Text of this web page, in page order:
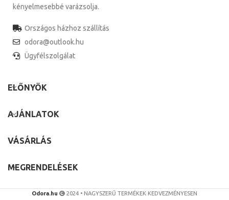
kényelmesebbé varázsolja.
Országos házhoz szállítás
odora@outlook.hu
Ügyfélszolgálat
ELŐNYÖK
AJÁNLATOK
VÁSÁRLÁS
MEGRENDELÉSEK
Odora.hu 2024 • NAGYSZERŰ TERMÉKEK KEDVEZMÉNYESEN